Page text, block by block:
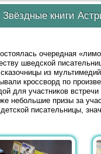
Звёздные книги
очередная
шведской
из
кроссворд по
для участников
небольшие призы за
писательницы,